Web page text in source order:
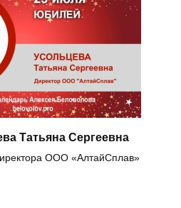
Татьяна Сергеевна
ООО «АлтайСплав»